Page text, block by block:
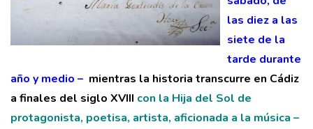
las diez a las
siete de la
tarde durante
año y medio – mientras la historia transcurre en Cádiz
a finales del siglo XVIII con la Hija del Sol de
protagonista, poetisa, artista, aficionada a la música –